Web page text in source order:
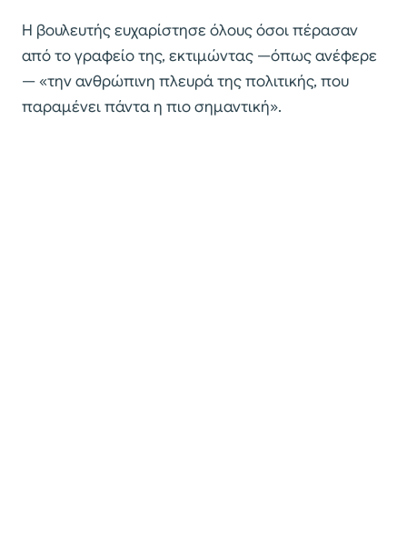
Η βουλευτής ευχαρίστησε όλους όσοι πέρασαν
από το γραφείο της, εκτιμώντας —όπως ανέφερε
— «την ανθρώπινη πλευρά της πολιτικής, που
παραμένει πάντα η πιο σημαντική».